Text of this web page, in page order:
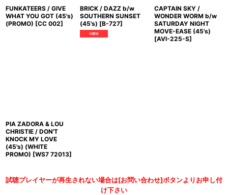
FUNKATEERS / GIVE
WHAT YOU GOT (45's)
(PROMO) [CC 002]
BRICK / DAZZ b/w
SOUTHERN SUNSET
(45's) [B-727]
CAPTAIN SKY /
WONDER WORM b/w
SATURDAY NIGHT
MOVE-EASE (45's)
[AVI-225-S]
PIA ZADORA & LOU
CHRISTIE / DON'T
KNOCK MY LOVE
(45's) (WHITE
PROMO) [WS7 72013]
試聴プレイヤーが再生されない場合は[お問い合わせ]ボタンよりお申し付
け下さい